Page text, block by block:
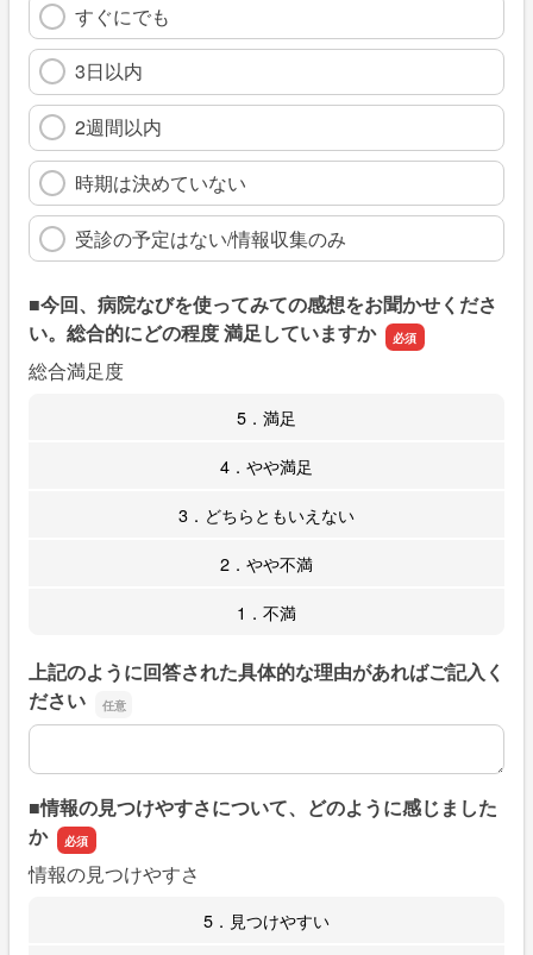
すぐにでも
3日以内
2週間以内
時期は決めていない
受診の予定はない/情報収集のみ
■今回、病院なびを使ってみての感想をお聞かせくださ
い。総合的にどの程度 満足していますか
総合満足度
5．満足
4．やや満足
3．どちらともいえない
2．やや不満
1．不満
上記のように回答された具体的な理由があればご記入く
ださい
上記のように回答された具体的な理由があればご記入くだ
■情報の見つけやすさについて、どのように感じました
か
情報の見つけやすさ
5．見つけやすい